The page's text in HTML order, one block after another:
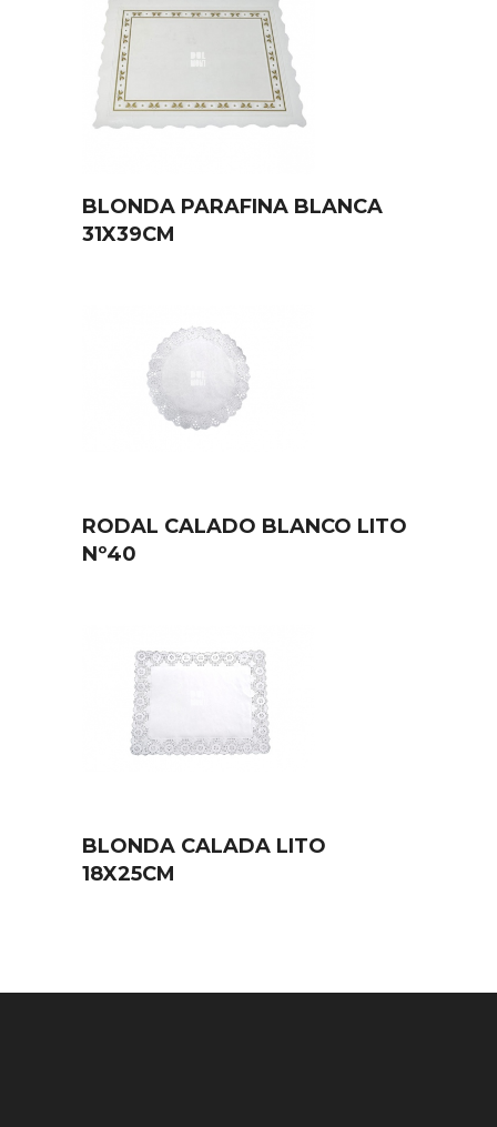
BLONDA PARAFINA BLANCA
31X39CM
RODAL CALADO BLANCO LITO
Nº40
BLONDA CALADA LITO
18X25CM